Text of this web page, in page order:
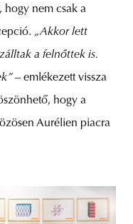
hogy nem csak a
„Akkor lett
a felnőttek is.
– emlékezett vissza
hogy a
Aurélien piacra